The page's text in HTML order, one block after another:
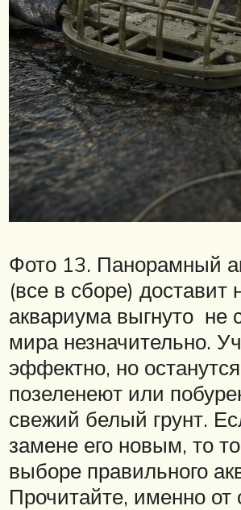
Фото 13. Панорамный
(все в сборе)
аквариума выгнуто не
мира незначительно.
эффектно, но
позеленеют или
свежий белый грунт.
замене его новым, то
выборе правильного
Прочитайте, именно от